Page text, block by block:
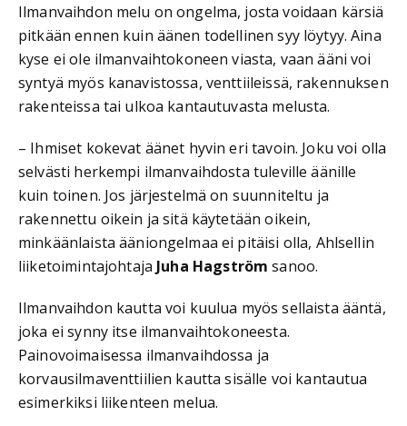
Ilmanvaihdon melu on ongelma, josta voidaan kärsiä
pitkään ennen kuin äänen todellinen syy löytyy. Aina
kyse ei ole ilmanvaihtokoneen viasta, vaan ääni voi
syntyä myös kanavistossa, venttiileissä, rakennuksen
rakenteissa tai ulkoa kantautuvasta melusta.
– Ihmiset kokevat äänet hyvin eri tavoin. Joku voi olla
selvästi herkempi ilmanvaihdosta tuleville äänille
kuin toinen. Jos järjestelmä on suunniteltu ja
rakennettu oikein ja sitä käytetään oikein,
minkäänlaista ääniongelmaa ei pitäisi olla, Ahlsellin
liiketoimintajohtaja Juha Hagström sanoo.
Ilmanvaihdon kautta voi kuulua myös sellaista ääntä,
joka ei synny itse ilmanvaihtokoneesta.
Painovoimaisessa ilmanvaihdossa ja
korvausilmaventtiilien kautta sisälle voi kantautua
esimerkiksi liikenteen melua.